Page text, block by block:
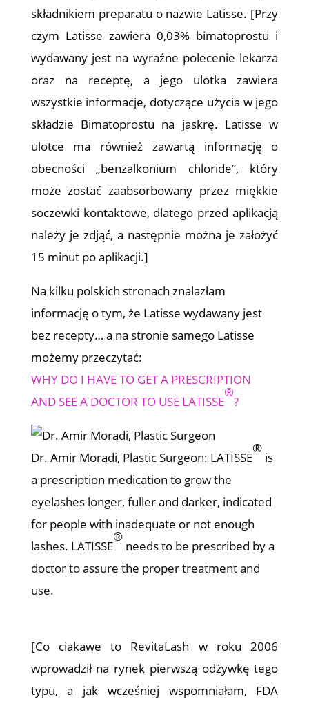
składnikiem preparatu o nazwie Latisse. [Przy
czym Latisse zawiera 0,03% bimatoprostu i
wydawany jest na wyraźne polecenie lekarza
oraz na receptę, a jego ulotka zawiera
wszystkie informacje, dotyczące użycia w jego
składzie Bimatoprostu na jaskrę. Latisse w
ulotce ma również zawartą informację o
obecności „benzalkonium chloride”, który
może zostać zaabsorbowany przez miękkie
soczewki kontaktowe, dlatego przed aplikacją
należy je zdjąć, a następnie można je założyć
15 minut po aplikacji.]
Na kilku polskich stronach znalazłam
informację o tym, że Latisse wydawany jest
bez recepty… a na stronie samego Latisse
możemy przeczytać:
WHY DO I HAVE TO GET A PRESCRIPTION
AND SEE A DOCTOR TO USE LATISSE
®
?
Dr. Amir Moradi, Plastic Surgeon: LATISSE
®
is
a prescription medication to grow the
eyelashes longer, fuller and darker, indicated
for people with inadequate or not enough
lashes. LATISSE
®
needs to be prescribed by a
doctor to assure the proper treatment and
use.
[Co ciakawe to RevitaLash w roku 2006
wprowadził na rynek pierwszą odżywkę tego
typu, a jak wcześniej wspomniałam, FDA